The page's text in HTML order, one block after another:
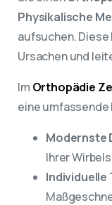
Physikalische
aufsuchen.
Ursachen und
Im Orthopädie
eine
Modernste
Ihrer